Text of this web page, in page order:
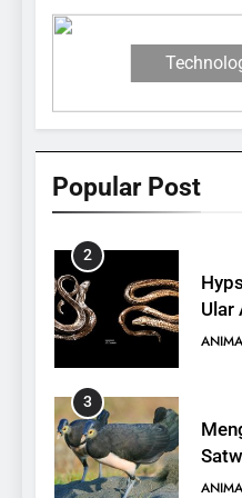
Popular Post
1
2
Ular
3